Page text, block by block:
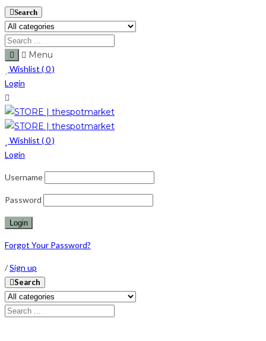
Search
Menu
Wishlist (0)
Login
Wishlist (0)
Login
Username
Password
Forgot Your Password?
/Sign up
Search